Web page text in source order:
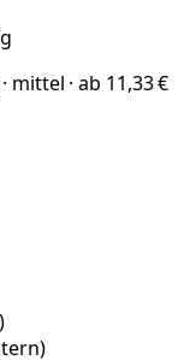
g
mittel · ab 11,33 €
)
)